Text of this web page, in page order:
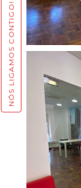
NÓS LIGAMOS CONTIGO!